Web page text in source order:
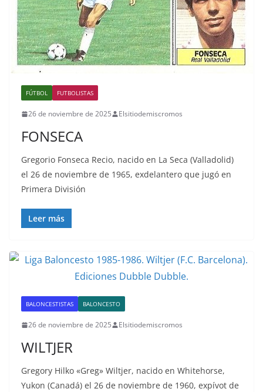
FÚTBOL FUTBOLISTAS
26 de noviembre de 2025 Elsitiodemiscromos
FONSECA
Gregorio Fonseca Recio, nacido en La Seca (Valladolid)
el 26 de noviembre de 1965, exdelantero que jugó en
Primera División
Leer más
BALONCESTISTAS BALONCESTO
26 de noviembre de 2025 Elsitiodemiscromos
WILTJER
Gregory Hilko «Greg» Wiltjer, nacido en Whitehorse,
Yukon (Canadá) el 26 de noviembre de 1960, expívot de